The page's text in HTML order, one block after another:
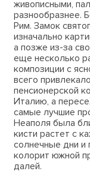
живописными,
разнообразнее.
Рим. Замок
изначально
а позже из-за
еще несколько
композиции с
всего
пенсионерской
Италию, а
самые лучшие
Неаполя была
кисти растет с
солнечные дни и
колорит южной
далей.